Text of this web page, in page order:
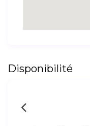
Disponibilité